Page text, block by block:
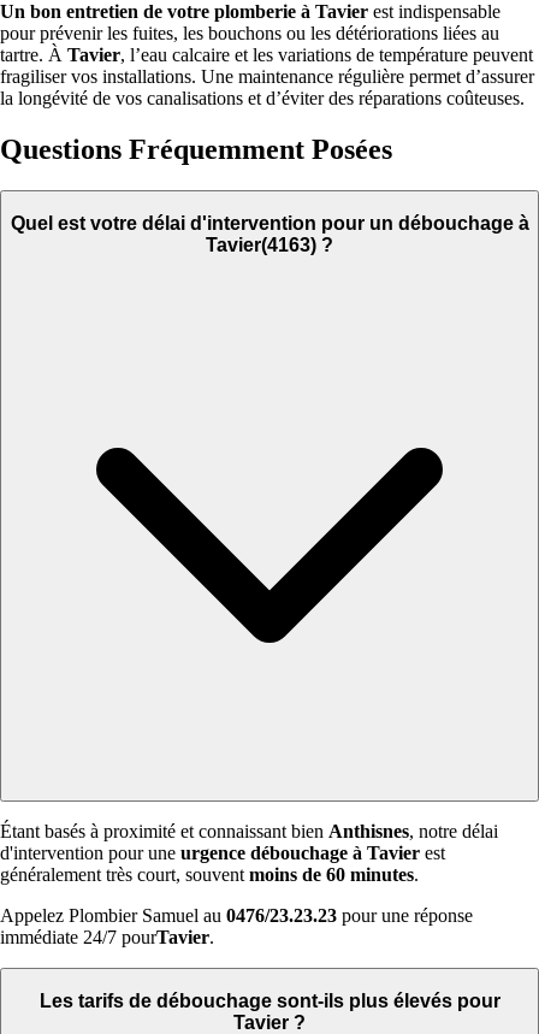
Un bon entretien de votre plomberie à Tavier est indispensable
pour prévenir les fuites, les bouchons ou les détériorations liées au
tartre. À Tavier, l’eau calcaire et les variations de température peuvent
fragiliser vos installations. Une maintenance régulière permet d’assurer
la longévité de vos canalisations et d’éviter des réparations coûteuses.
Questions Fréquemment Posées
Quel est votre délai d'intervention pour un débouchage à
Tavier(4163) ?
Étant basés à proximité et connaissant bien Anthisnes, notre délai
d'intervention pour une urgence débouchage à Tavier est
généralement très court, souvent moins de 60 minutes.
Appelez Plombier Samuel au 0476/23.23.23 pour une réponse
immédiate 24/7 pourTavier.
Les tarifs de débouchage sont-ils plus élevés pour
Tavier ?